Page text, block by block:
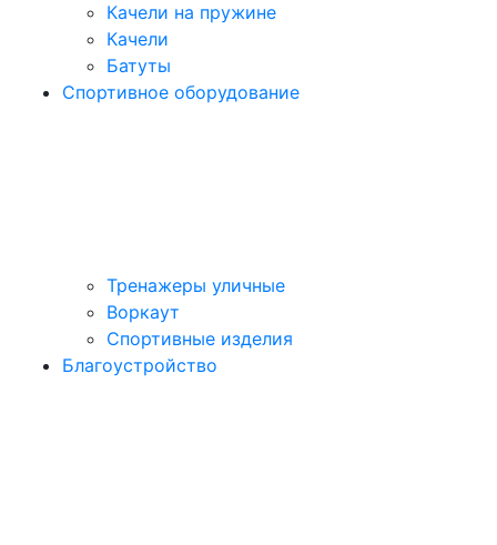
Качели на пружине
Качели
Батуты
Спортивное оборудование
Тренажеры уличные
Воркаут
Спортивные изделия
Благоустройство